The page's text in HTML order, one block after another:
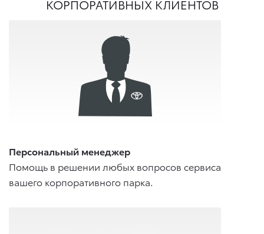
КОРПОРАТИВНЫХ КЛИЕНТОВ
Персональный менеджер
Помощь в решении любых вопросов сервиса
вашего корпоративного парка.